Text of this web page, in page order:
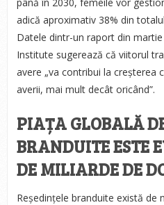
adică aproximativ 38% din
Datele dintr-un raport din
Institute sugerează că viitorul
avere „va contribui la creșterea
averii, mai mult decât oricând”.
PIAȚA GLOBALĂ
BRANDUITE ESTE
DE MILIARDE DE
Reședințele branduite există de